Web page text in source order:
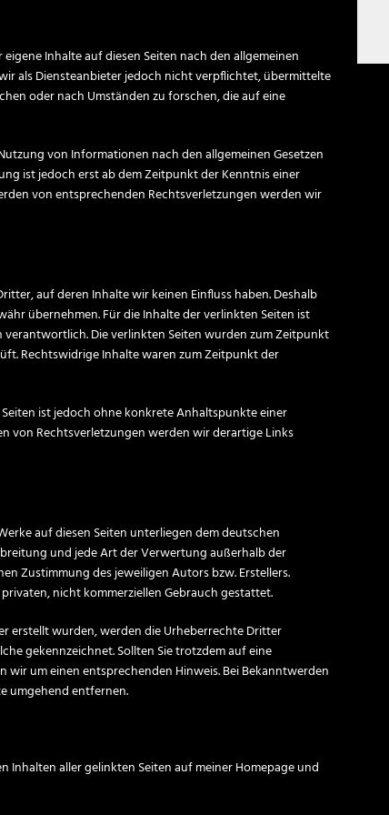
Inhalte auf diesen Seiten nach den allgemeinen
als Diensteanbieter jedoch nicht verpflichtet, übermittelte
oder nach Umständen zu forschen, die auf eine
von Informationen nach den allgemeinen Gesetzen
ist jedoch erst ab dem Zeitpunkt der Kenntnis einer
von entsprechenden Rechtsverletzungen werden wir
auf deren Inhalte wir keinen Einfluss haben. Deshalb
übernehmen. Für die Inhalte der verlinkten Seiten ist
Die verlinkten Seiten wurden zum Zeitpunkt
Rechtswidrige Inhalte waren zum Zeitpunkt der
ist jedoch ohne konkrete Anhaltspunkte einer
von Rechtsverletzungen werden wir derartige Links
auf diesen Seiten unterliegen dem deutschen
und jede Art der Verwertung außerhalb der
Zustimmung des jeweiligen Autors bzw. Erstellers.
nicht kommerziellen Gebrauch gestattet.
erstellt wurden, werden die Urheberrechte Dritter
gekennzeichnet. Sollten Sie trotzdem auf eine
um einen entsprechenden Hinweis. Bei Bekanntwerden
umgehend entfernen.
Inhalten aller gelinkten Seiten auf meiner Homepage und